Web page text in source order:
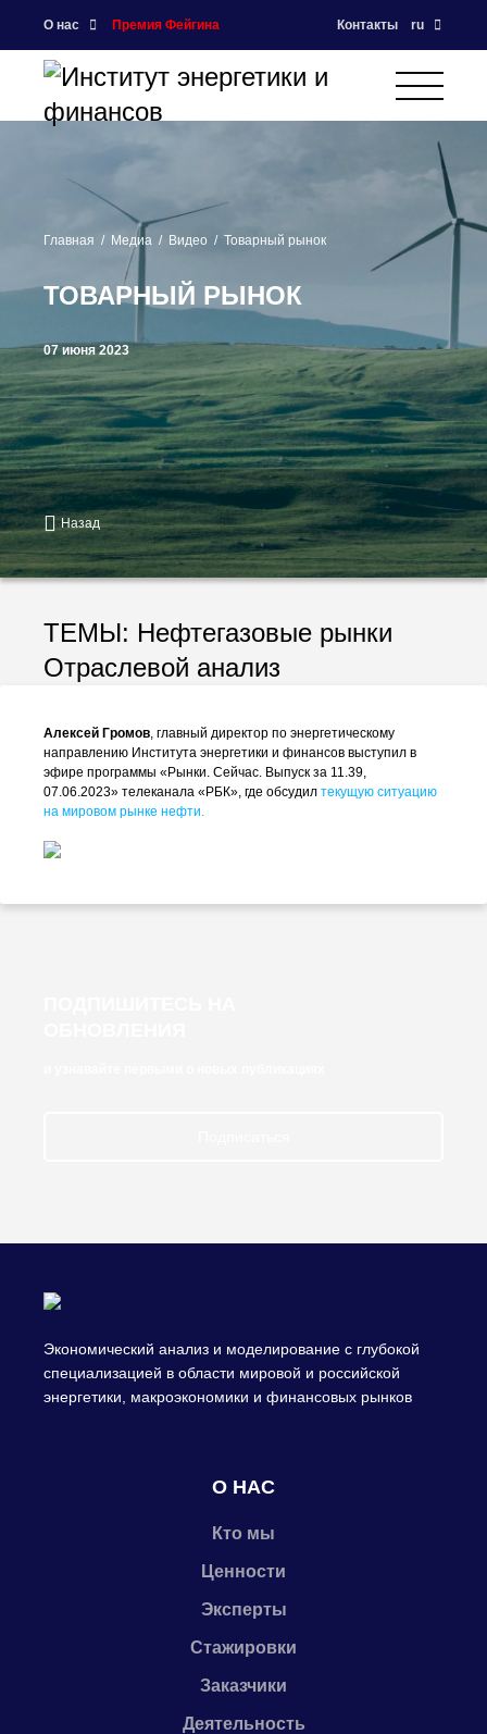
О нас Премия Фейгина Контакты ru
Главная Медиа Видео Товарный рынок
ТОВАРНЫЙ РЫНОК
07 июня 2023
Назад
ТЕМЫ: Нефтегазовые рынки
Отраслевой анализ
Алексей Громов, главный директор по энергетическому
направлению Института энергетики и финансов выступил в
эфире программы «Рынки. Сейчас. Выпуск за 11.39,
07.06.2023» телеканала «РБК», где обсудил текущую ситуацию
на мировом рынке нефти.
Экономический анализ и моделирование с глубокой
специализацией в области мировой и российской
энергетики, макроэкономики и финансовых рынков
О НАС
Кто мы
Ценности
Эксперты
Стажировки
Заказчики
Деятельность